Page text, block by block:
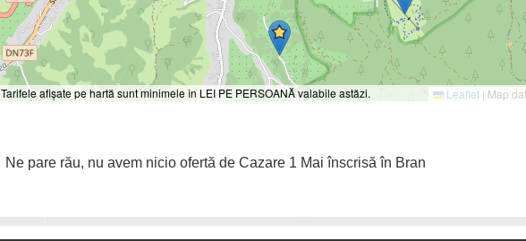
Tarifele afișate pe hartă sunt minimele în LEI PE PERSOANĂ valabile astăzi. Leaflet | Map
Ne pare rău, nu avem nicio ofertă de Cazare 1 Mai înscrisă în Bran